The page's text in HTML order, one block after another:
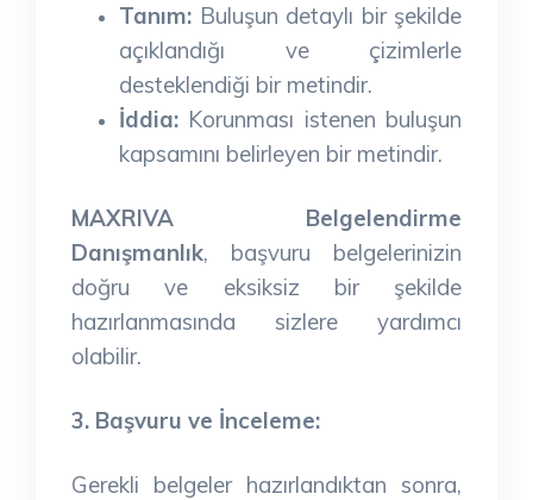
Tanım: Buluşun detaylı bir şekilde
açıklandığı ve çizimlerle
desteklendiği bir metindir.
İddia: Korunması istenen buluşun
kapsamını belirleyen bir metindir.
MAXRIVA Belgelendirme
Danışmanlık, başvuru belgelerinizin
doğru ve eksiksiz bir şekilde
hazırlanmasında sizlere yardımcı
olabilir.
3. Başvuru ve İnceleme:
Gerekli belgeler hazırlandıktan sonra,